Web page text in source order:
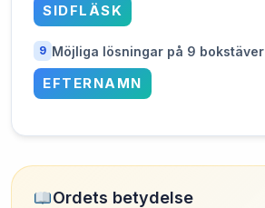
SIDFLÄSK
9 Möjliga lösningar på 9 bokstäver
EFTERNAMN
Ordets betydelse